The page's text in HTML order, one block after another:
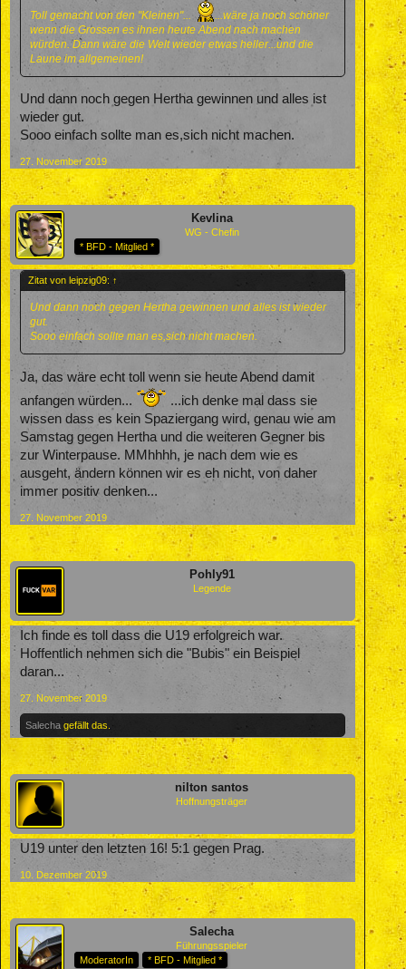
Toll gemacht von den "Kleinen"...
...wäre ja noch schöner
wenn die Grossen es ihnen heute Abend nach machen
würden. Dann wäre die Welt wieder etwas heller...und die
Laune im allgemeinen!
Und dann noch gegen Hertha gewinnen und alles ist
wieder gut.
Sooo einfach sollte man es,sich nicht machen.
27. November 2019
Kevlina
WG - Chefin
* BFD - Mitglied *
Zitat von leipzig09: ↑
Und dann noch gegen Hertha gewinnen und alles ist wieder
gut.
Sooo einfach sollte man es,sich nicht machen.
Ja, das wäre echt toll wenn sie heute Abend damit
anfangen würden...
...ich denke mal dass sie
wissen dass es kein Spaziergang wird, genau wie am
Samstag gegen Hertha und die weiteren Gegner bis
zur Winterpause. MMhhhh, je nach dem wie es
ausgeht, ändern können wir es eh nicht, von daher
immer positiv denken...
27. November 2019
Pohly91
Legende
Ich finde es toll dass die U19 erfolgreich war.
Hoffentlich nehmen sich die "Bubis" ein Beispiel
daran...
27. November 2019
Salecha gefällt das.
nilton santos
Hoffnungsträger
U19 unter den letzten 16! 5:1 gegen Prag.
10. Dezember 2019
Salecha
Führungsspieler
ModeratorIn
* BFD - Mitglied *